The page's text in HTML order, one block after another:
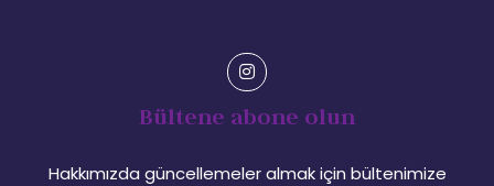
Bültene abone olun
Hakkımızda güncellemeler almak için bültenimize